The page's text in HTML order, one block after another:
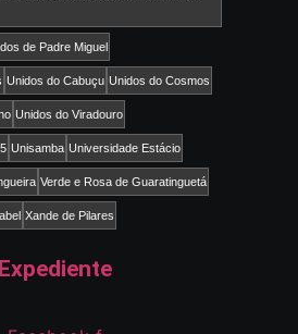
de Padre Miguel
Unidos do Cabuçu Unidos do Cosmos
Unidos do Viradouro
Unisamba Universidade Estácio
Verde e Rosa de Guaratinguetá
Xande de Pilares
Expediente